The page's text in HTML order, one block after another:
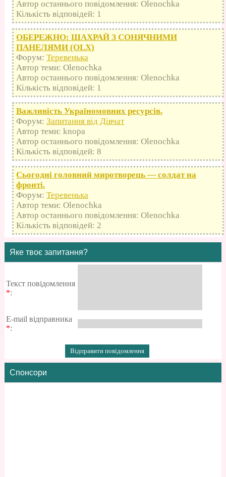
Автор останнього повідомлення: Olenochka
Кількість відповідей: 1
ОБЕРЕЖНО: ШАХРАЙ З СОНЯЧНИМИ
ПАНЕЛЯМИ (OLX)
Форум: Теревенька
Автор теми: Olenochka
Автор останнього повідомлення: Olenochka
Кількість відповідей: 1
Важливість Україномовних ресурсів.
Форум: Запитання від Дівчат
Автор теми: knopa
Автор останнього повідомлення: Olenochka
Кількість відповідей: 8
Сьогодні головний миротворець — солдат на
фронті.
Форум: Теревенька
Автор теми: Olenochka
Автор останнього повідомлення: Olenochka
Кількість відповідей: 2
Яке твоє запитання?
Текст повідомлення
*:
E-mail відправника
*:
Спонсори